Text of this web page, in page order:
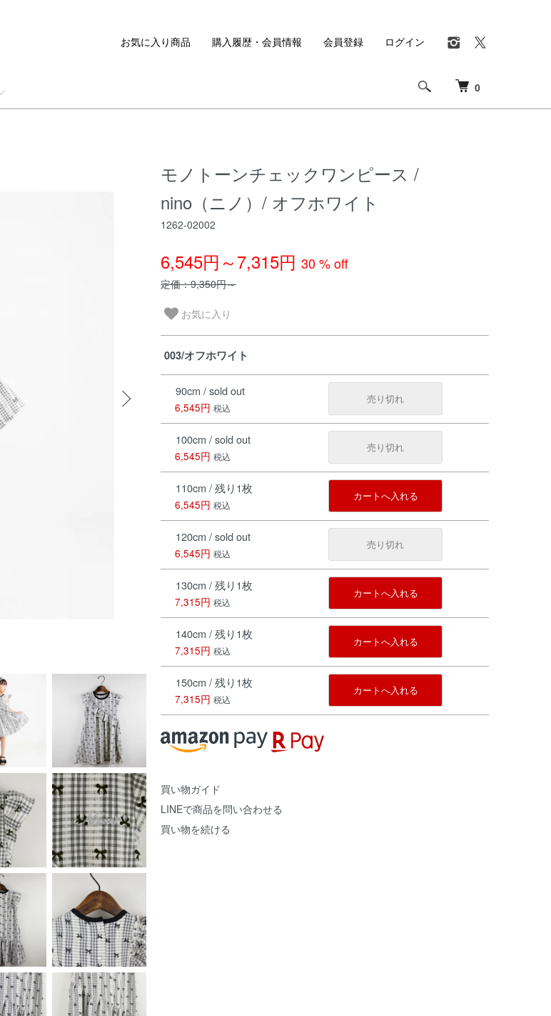
0
お気に入り商品 購入履歴・会員情報 会員登録 ログイン
モノトーンチェックワンピース /
nino（ニノ）/ オフホワイト
1262-02002
6,545円～7,315円 30 % off
定価：9,350円～
お気に入り
003/オフホワイト
90cm / sold out
6,545円 税込
売り切れ
100cm / sold out
6,545円 税込
売り切れ
110cm / 残り1枚
6,545円 税込
カートへ入れる
120cm / sold out
6,545円 税込
売り切れ
130cm / 残り1枚
7,315円 税込
カートへ入れる
140cm / 残り1枚
7,315円 税込
カートへ入れる
150cm / 残り1枚
7,315円 税込
カートへ入れる
買い物ガイド
LINEで商品を問い合わせる
買い物を続ける